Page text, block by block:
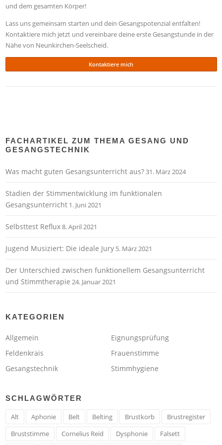
und dem gesamten Körper!
Lass uns gemeinsam starten und dein Gesangspotenzial entfalten!
Kontaktiere mich jetzt und vereinbare deine erste Gesangstunde in der
Nähe von Neunkirchen-Seelscheid.
Kontaktiere mich
FACHARTIKEL ZUM THEMA GESANG UND
GESANGSTECHNIK
Was macht guten Gesangsunterricht aus?31. März 2024
Stadien der Stimmentwicklung im funktionalen
Gesangsunterricht 1. Juni 2021
Selbsttest Reflux8. April 2021
Jugend Musiziert: Die ideale Jury 5. März 2021
Der Unterschied zwischen funktionellem Gesangsunterricht
und Stimmtherapie 24. Januar 2021
KATEGORIEN
Allgemein
Eignungsprüfung
Feldenkrais
Frauenstimme
Gesangstechnik
Stimmhygiene
SCHLAGWÖRTER
Alt Aphonie Belt Belting Brustkorb
Brustregister
Bruststimme
Cornelius Reid Dysphonie Falsett